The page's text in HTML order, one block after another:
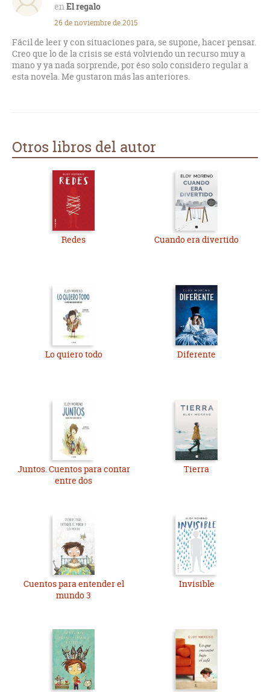
Un libro con mensajes que nos abren los ojos ante el mundo y
la vida que vivimos.
Particularmente, un libro que ha plasmado en papel y al
milímetro mis sentimientos, esos que nunca he sabido
verbalizar o transmitir.
El regalo
26 de noviembre de 2015
Fácil de leer y con situaciones para, se supone, hacer pensar.
Creo que lo de la crisis se está volviendo un recurso muy a
mano y ya nada sorprende, por éso solo considero regular a
esta novela. Me gustaron más las anteriores.
Otros libros del autor
Redes Cuando era divertido
Lo quiero todo Diferente
Juntos. Cuentos para contar
entre dos
Tierra
Cuentos para entender el
mundo 3
Invisible